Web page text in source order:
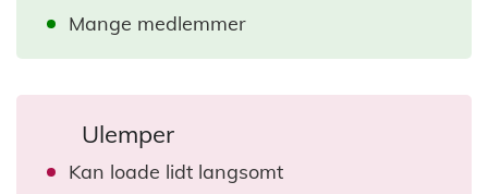
Mange medlemmer
Ulemper
Kan loade lidt langsomt